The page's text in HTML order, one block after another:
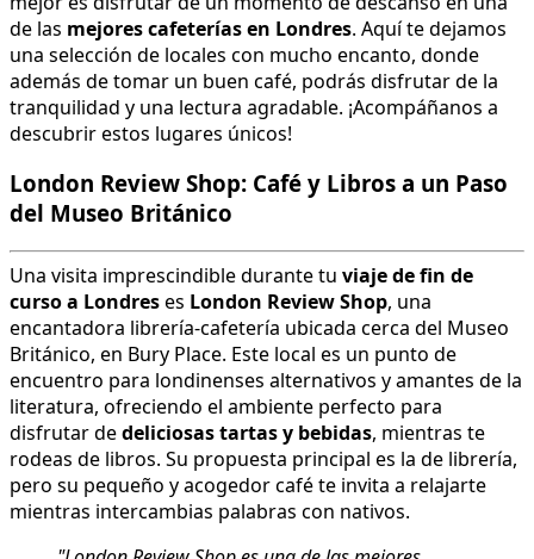
de las mejores cafeterías en Londres. Aquí te dejamos
una selección de locales con mucho encanto, donde
además de tomar un buen café, podrás disfrutar de la
tranquilidad y una lectura agradable. ¡Acompáñanos a
descubrir estos lugares únicos!
London Review Shop: Café y Libros a un Paso
del Museo Británico
Una visita imprescindible durante tu viaje de fin de
curso a Londreses London Review Shop, una
encantadora librería-cafetería ubicada cerca del Museo
Británico, en Bury Place. Este local es un punto de
encuentro para londinenses alternativos y amantes de la
literatura, ofreciendo el ambiente perfecto para
disfrutar dedeliciosas tartas y bebidas, mientras te
rodeas de libros. Su propuesta principal es la de librería,
pero su pequeño y acogedor café te invita a relajarte
mientras intercambias palabras con nativos.